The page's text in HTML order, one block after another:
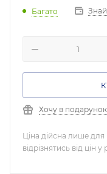
Багато
Хочу в подарунок
Ціна дійсна лише для
відрізнятись від цін